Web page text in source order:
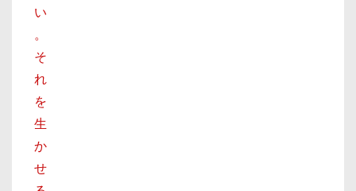
い
。
そ
れ
を
生
か
せ